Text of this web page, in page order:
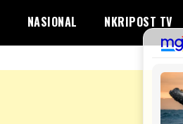
NASIONAL NKRIPOST TV